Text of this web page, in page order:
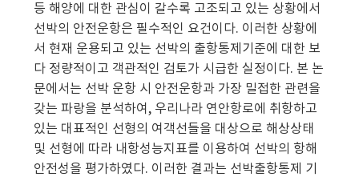
등 해양에 대한 관심이 갈수록 고조되고 있는 상황에서
선박의 안전운항은 필수적인 요건이다. 이러한 상황에
서 현재 운용되고 있는 선박의 출항통제기준에 대한 보
다 정량적이고 객관적인 검토가 시급한 실정이다. 본 논
문에서는 선박 운항 시 안전운항과 가장 밀접한 관련을
갖는 파랑을 분석하여, 우리나라 연안항로에 취항하고
있는 대표적인 선형의 여객선들을 대상으로 해상상태
및 선형에 따라 내항성능지표를 이용하여 선박의 항해
안전성을 평가하였다. 이러한 결과는 선박출항통제 기